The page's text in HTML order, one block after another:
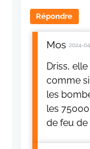
Répondre
Mos 2024-
Driss,
comme
les
les
de feu